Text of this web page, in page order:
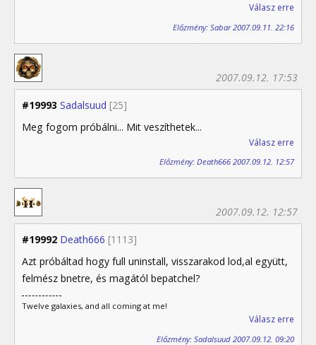
Válasz erre
Előzmény: Sabar 2007.09.11. 22:16
#19993 Sadalsuud [25]
2007.09.12. 17:53
Meg fogom próbálni... Mit veszíthetek...
Válasz erre
Előzmény: Death666 2007.09.12. 12:57
#19992 Death666 [1113]
2007.09.12. 12:57
Azt próbáltad hogy full uninstall, visszarakod lod,al együtt,
felmész bnetre, és magától bepatchel?
Twelve galaxies, and all coming at me!
Válasz erre
Előzmény: Sadalsuud 2007.09.12. 09:20